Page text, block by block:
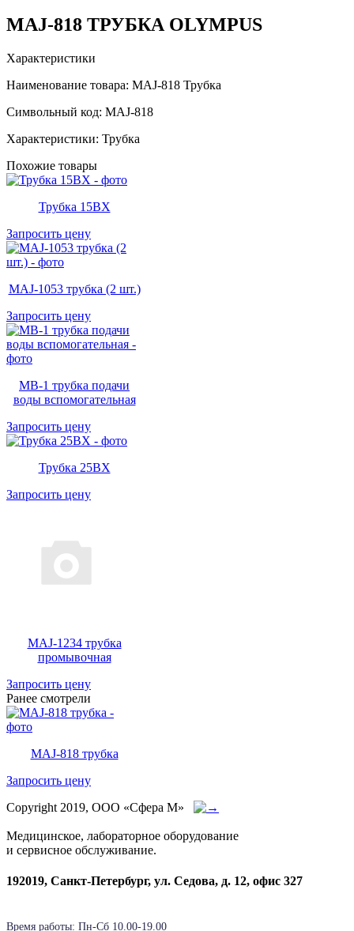
MAJ-818 ТРУБКА OLYMPUS
Характеристики
Наименование товара: MAJ-818 Трубка
Символьный код: MAJ-818
Характеристики: Трубка
Похожие товары
Трубка 15BX
Запросить цену
MAJ-1053 трубка (2 шт.)
Запросить цену
MB-1 трубка подачи
воды вспомогательная
Запросить цену
Трубка 25BX
Запросить цену
MAJ-1234 трубка
промывочная
Запросить цену
Ранее смотрели
MAJ-818 трубка
Запросить цену
Copyright 2019, ООО «Сфера М»
Медицинское, лабораторное оборудование
и сервисное обслуживание.
192019, Санкт-Петербург, ул. Седова, д. 12, офис 327
Время работы: Пн-Cб 10.00-19.00